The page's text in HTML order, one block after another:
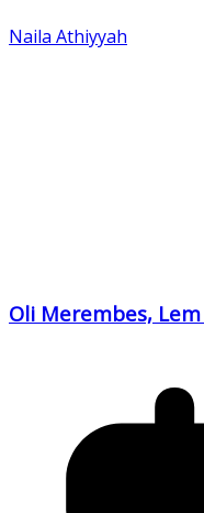
Naila Athiyyah
Oli Merembes,